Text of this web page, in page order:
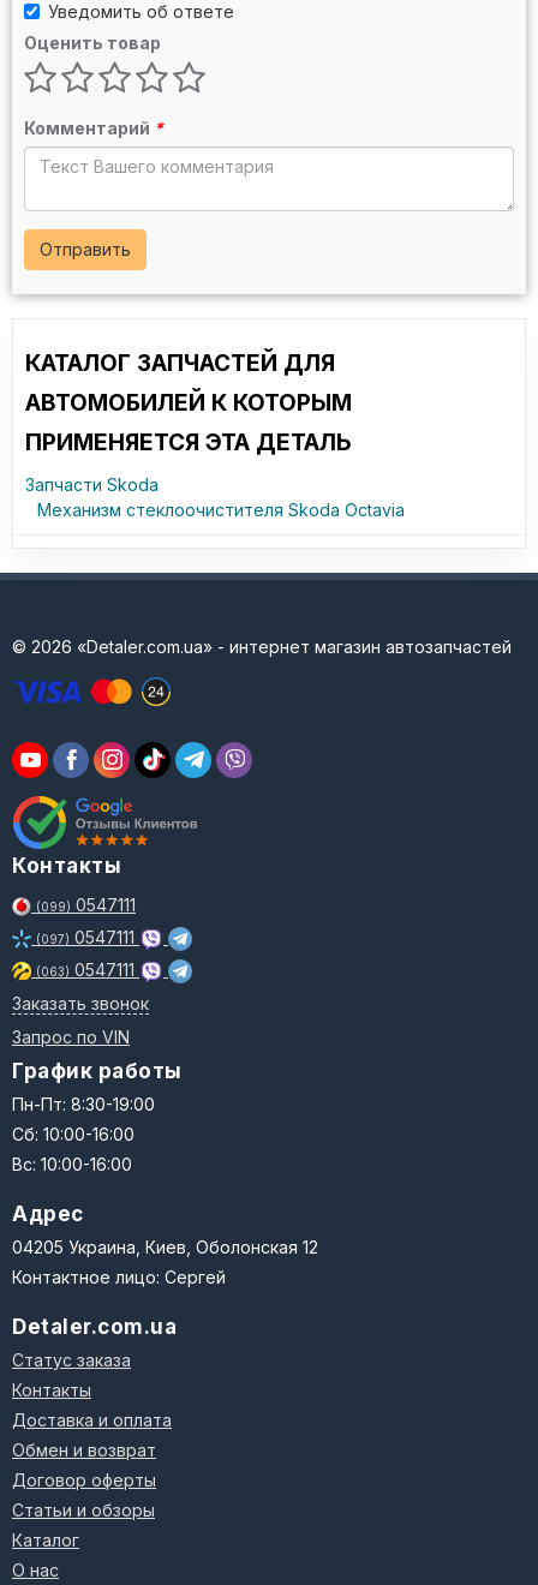
Уведомить об ответе
Оценить товар
Комментарий *
Отправить
КАТАЛОГ ЗАПЧАСТЕЙ ДЛЯ
АВТОМОБИЛЕЙ К КОТОРЫМ
ПРИМЕНЯЕТСЯ ЭТА ДЕТАЛЬ
Запчасти Skoda
Механизм стеклоочистителя Skoda Octavia
© 2026 «Detaler.com.ua» - интернет магазин автозапчастей
Контакты
(099) 0547111
(097) 0547111
(063) 0547111
Заказать звонок
Запрос по VIN
График работы
Пн-Пт: 8:30-19:00
Сб: 10:00-16:00
Вс: 10:00-16:00
Адрес
04205 Украина, Киев, Оболонская 12
Контактное лицо: Сергей
Detaler.com.ua
Статус заказа
Контакты
Доставка и оплата
Обмен и возврат
Договор оферты
Статьи и обзоры
Каталог
О нас